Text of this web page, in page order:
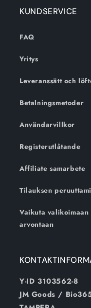
KUNDSERVICE
FAQ
Yritys
Leveranssätt och
Betalningsmetoder
Användarvillkor
Registerutlåtande
Affiliate samarbete
Tilauksen
Vaikuta
arvontaan
Y-ID 3103562-8
JM Goods /